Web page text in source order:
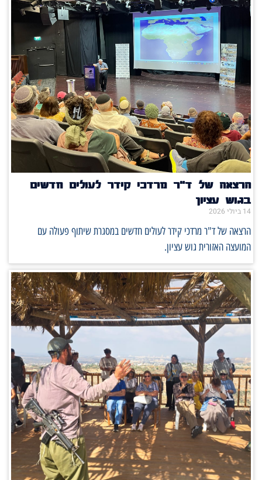
הרצאה של ד"ר מרדכי קידר לעולים חדשים
בגוש עציון
14 ביולי 2026
הרצאה של ד"ר מרדכי קידר לעולים חדשים במסגרת שיתוף פעולה עם
המועצה האזורית גוש עציון.